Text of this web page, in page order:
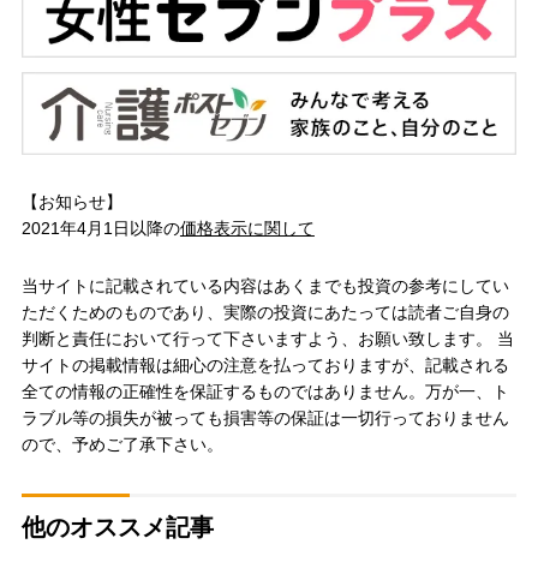
【お知らせ】
2021年4月1日以降の価格表示に関して
当サイトに記載されている内容はあくまでも投資の参考にしてい
ただくためのものであり、実際の投資にあたっては読者ご自身の
判断と責任において行って下さいますよう、お願い致します。 当
サイトの掲載情報は細心の注意を払っておりますが、記載される
全ての情報の正確性を保証するものではありません。万が一、ト
ラブル等の損失が被っても損害等の保証は一切行っておりません
ので、予めご了承下さい。
他のオススメ記事